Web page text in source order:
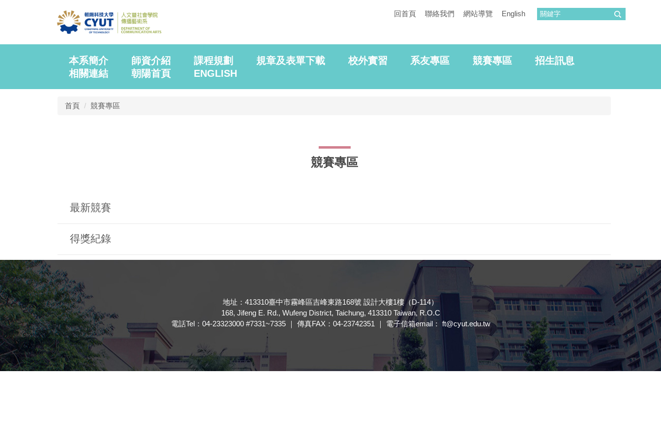
回首頁 聯絡我們 網站導覽 English
本系簡介 師資介紹 課程規劃 規章及表單下載 校外實習 系友專區 競賽專區
招生訊息
相關連結
朝陽首頁 ENGLISH
首頁 競賽專區
競賽專區
最新競賽
得獎紀錄
地址：413310臺中市霧峰區吉峰東路168號 設計大樓1樓（D-114）
168, Jifeng E. Rd., Wufeng District, Taichung, 413310 Taiwan, R.O.C
電話Tel：04-23323000 #7331~7335 ｜ 傳真FAX：04-23742351 ｜ 電子信箱email： ft@cyut.edu.tw